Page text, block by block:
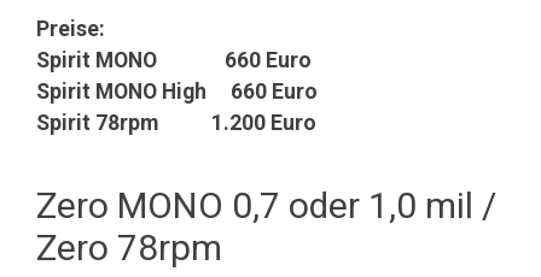
Preise:
Spirit MONO 660 Euro
Spirit MONO High 660 Euro
Spirit 78rpm 1.200 Euro
Zero MONO 0,7 oder 1,0 mil /
Zero 78rpm